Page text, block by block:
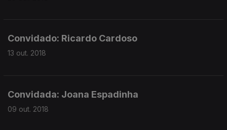
Convidado: Ricardo Cardoso
13 out. 2018
Convidada: Joana Espadinha
09 out. 2018